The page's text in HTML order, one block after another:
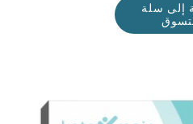
إلى سلة